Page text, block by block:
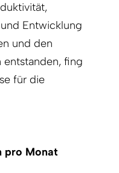
Entwicklung
und den
entstanden, fing
für die
pro Monat